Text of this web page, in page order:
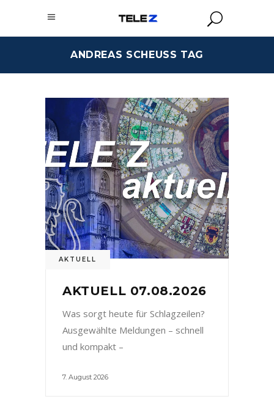
ANDREAS SCHEUSS TAG
AKTUELL
AKTUELL 07.08.2026
Was sorgt heute für Schlagzeilen?
Ausgewählte Meldungen – schnell
und kompakt –
7. August 2026